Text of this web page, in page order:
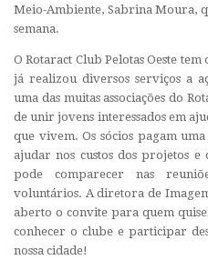
Meio-Ambiente, Sabrina Moura,
semana.
O Rotaract Club Pelotas Oeste
já realizou diversos serviços a
uma das muitas associações do
de unir jovens interessados em
que vivem. Os sócios pagam
ajudar nos custos dos projetos e
pode comparecer nas
voluntários. A diretora de
aberto o convite para quem
conhecer o clube e participar
nossa cidade!